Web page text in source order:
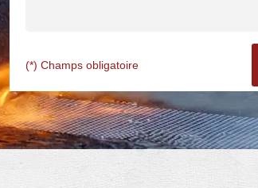
(*) Champs obligatoire